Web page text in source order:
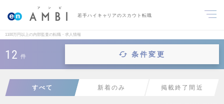
若手ハイキャリアのスカウト転職
1100万円以上の内部監査の転職・求人情報
12 件 条件変更
すべて 新着のみ 掲載終了間近